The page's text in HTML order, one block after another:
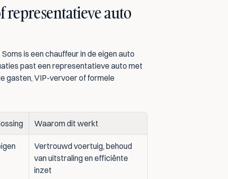
representatieve auto
is een chauffeur in de eigen auto
past een representatieve auto met
gasten, VIP-vervoer of formele
Waarom dit werkt
Vertrouwd voertuig, behoud
van uitstraling en efficiënte
inzet